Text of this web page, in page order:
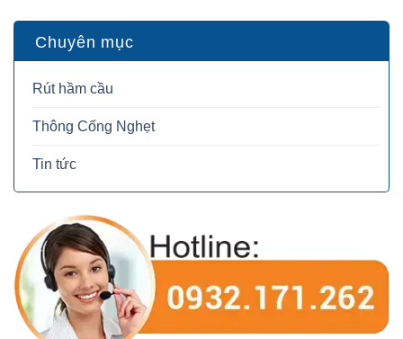
Chuyên mục
Rút hầm cầu
Thông Cống Nghẹt
Tin tức